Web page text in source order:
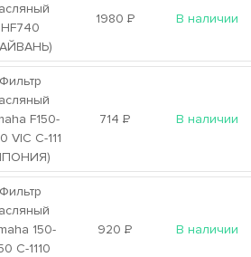
HF740
1980 Р В наличии
Фильтр
F150-
VIC C-111
714Р В наличии
Фильтр
150-
C-1110
920Р В наличии